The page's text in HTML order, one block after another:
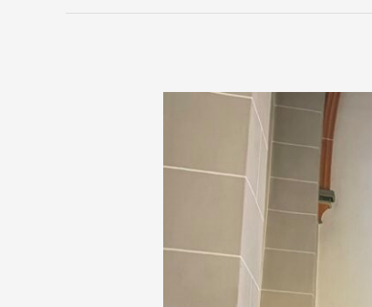
Sternsinger:innen
ziehen